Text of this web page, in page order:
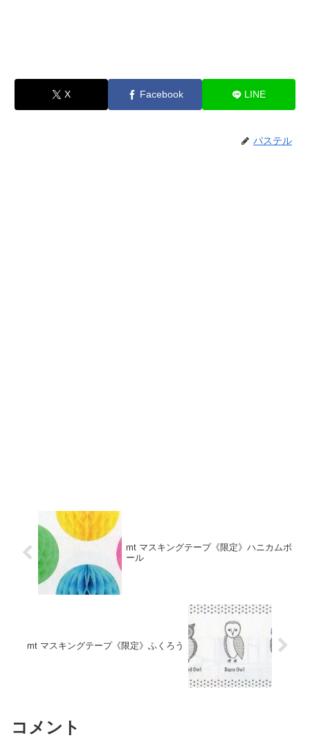
X Facebook LINE
パステル
mt マスキングテープ《限定》ハニカムボ
ール
mt マスキングテープ《限定》ふくろう
コメント